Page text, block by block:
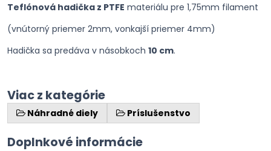
Teflónová hadička z PTFE materiálu pre 1,75mm filament
(vnútorný priemer 2mm, vonkajší priemer 4mm)
Hadička sa predáva v násobkoch 10 cm.
Viac z kategórie
Náhradné diely Príslušenstvo
Doplnkové informácie